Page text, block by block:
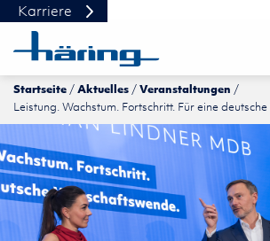
Startseite Aktuelles
Veranstaltungen
Leistung. Wachstum. Fortschritt. Für eine
Karriere